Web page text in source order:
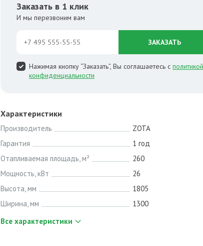
Заказать в 1 клик
И мы перезвоним вам
ЗАКАЗАТЬ
Нажимая кнопку “Заказать”, Вы соглашаетесь с
конфиденциальности
Характеристики
Производитель
ZOTA
Гарантия
1 год
Отапливаемая площадь, м²
260
Мощность, кВт
26
Высота, мм
1805
Ширина, мм
1300
Все характеристики